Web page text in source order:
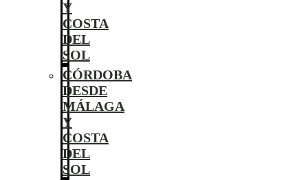
Y
COSTA
DEL
SOL
CÓRDOBA
DESDE
MÁLAGA
Y
COSTA
DEL
SOL